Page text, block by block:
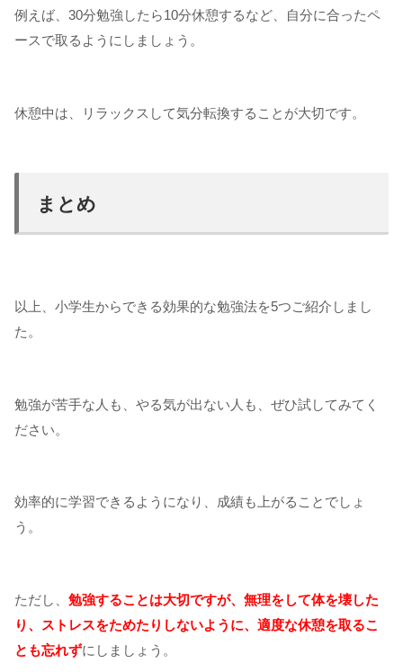
例えば、30分勉強したら10分休憩するなど、自分に合ったペ
ースで取るようにしましょう。
休憩中は、リラックスして気分転換することが大切です。
まとめ
以上、小学生からできる効果的な勉強法を5つご紹介しまし
た。
勉強が苦手な人も、やる気が出ない人も、ぜひ試してみてく
ださい。
効率的に学習できるようになり、成績も上がることでしょ
う。
ただし、 勉強することは大切ですが、無理をして体を壊した
り、ストレスをためたりしないように、適度な休憩を取るこ
とも忘れずにしましょう。